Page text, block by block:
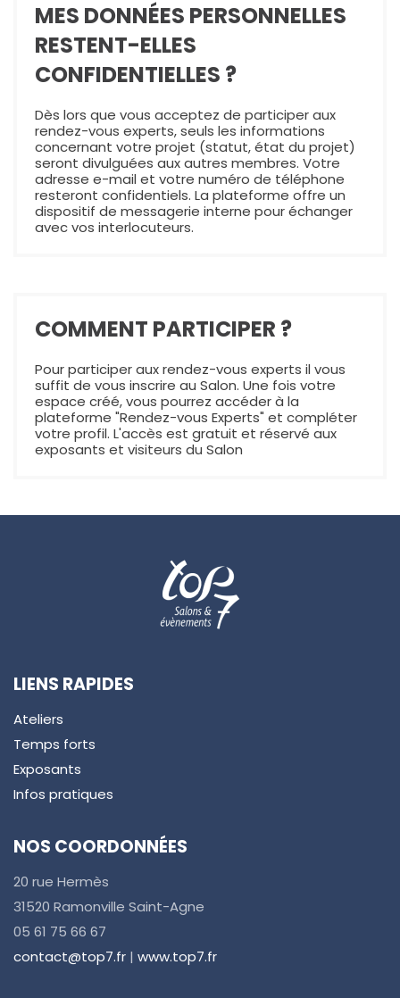
MES DONNÉES PERSONNELLES
RESTENT-ELLES
CONFIDENTIELLES ?
Dès lors que vous acceptez de participer aux
rendez-vous experts, seuls les informations
concernant votre projet (statut, état du projet)
seront divulguées aux autres membres. Votre
adresse e-mail et votre numéro de téléphone
resteront confidentiels. La plateforme offre un
dispositif de messagerie interne pour échanger
avec vos interlocuteurs.
COMMENT PARTICIPER ?
Pour participer aux rendez-vous experts il vous
suffit de vous inscrire au Salon. Une fois votre
espace créé, vous pourrez accéder à la
plateforme "Rendez-vous Experts" et compléter
votre profil. L'accès est gratuit et réservé aux
exposants et visiteurs du Salon
LIENS RAPIDES
Ateliers
Temps forts
Exposants
Infos pratiques
NOS COORDONNÉES
20 rue Hermès
31520 Ramonville Saint-Agne
05 61 75 66 67
contact@top7.fr | www.top7.fr